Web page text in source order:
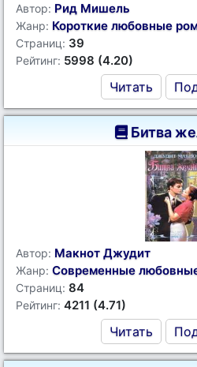
Автор: Рид Мишель
Жанр: Короткие любовные
Страниц: 39
Рейтинг: 5998 (4.20)
Читать
Битва
Автор: Макнот Джудит
Жанр: Современные
Страниц: 84
Рейтинг: 4211 (4.71)
Читать